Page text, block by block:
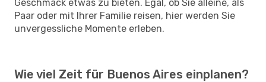
Geschmack etwas zu bieten. Egal, ob Sie alleine, als
Paar oder mit Ihrer Familie reisen, hier werden Sie
unvergessliche Momente erleben.
Wie viel Zeit für Buenos Aires einplanen?